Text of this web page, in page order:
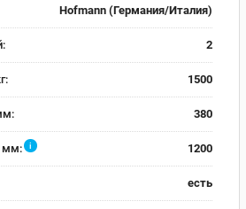
Hofmann (Германия/Италия)
2
1500
380
мм: i 1200
есть